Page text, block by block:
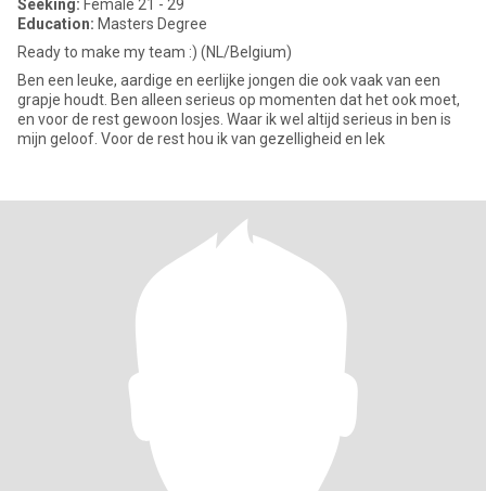
Seeking: Female 21 - 29
Education: Masters Degree
Ready to make my team :) (NL/Belgium)
Ben een leuke, aardige en eerlijke jongen die ook vaak van een
grapje houdt. Ben alleen serieus op momenten dat het ook moet,
en voor de rest gewoon losjes. Waar ik wel altijd serieus in ben is
mijn geloof. Voor de rest hou ik van gezelligheid en lek